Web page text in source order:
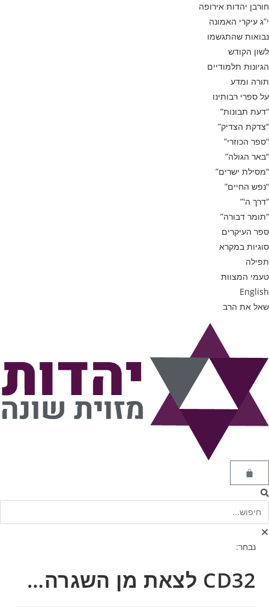
חורבן יהדות אירופה
י”ג עיקרי האמונה
נבואות שהתגשמו
לשון הקודש
הגיונות תלמודיים
תורה ומדע
על ספרי רבותינו
“דעת תבונות”
“צדקת הצדיק”
“ספר הכוזרי”
“באר הגולה”
“מסילת ישרים”
“נפש החיים”
“דרך ה'”
“תומר דבורה”
ספר העיקרים
סוגיות במקרא
תפילה
טעמי המצוות
English
שאל את הרב
נבחר:
CD32 לצאת מן השגרה…